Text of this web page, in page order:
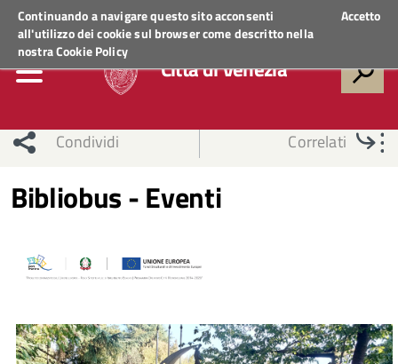
Continuando a navigare questo sito acconsenti
all'utilizzo dei cookie sul browser come descritto nella
nostraCookie Policy
Accetto
Regione VenetoACCEDI AI SERVIZI
Città di Venezia
Condividi Correlati
Bibliobus - Eventi